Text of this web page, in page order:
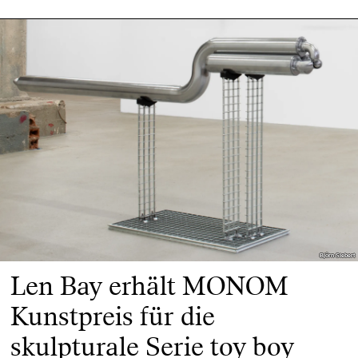
Björn Siebert
Björn Siebert
Len Bay erhält MONOM
Kunstpreis für die
skulpturale Serie toy boy